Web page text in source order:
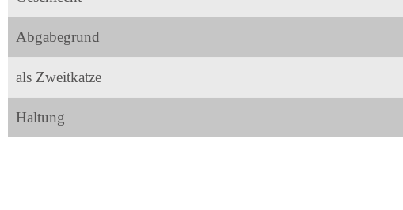
Abgabegrund
als Zweitkatze
Haltung